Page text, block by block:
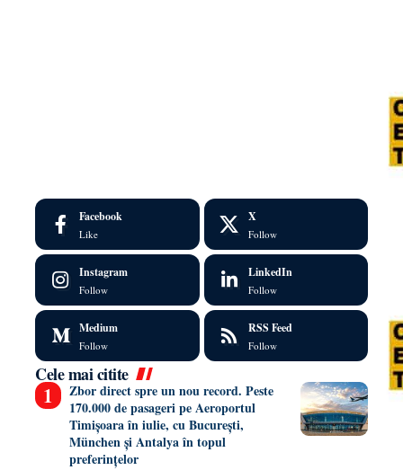
Facebook
Like
X
Follow
Instagram
Follow
LinkedIn
Follow
Medium
Follow
RSS Feed
Follow
Cele mai citite
Zbor direct spre un nou record. Peste
170.000 de pasageri pe Aeroportul
Timișoara în iulie, cu București,
München și Antalya în topul
preferințelor